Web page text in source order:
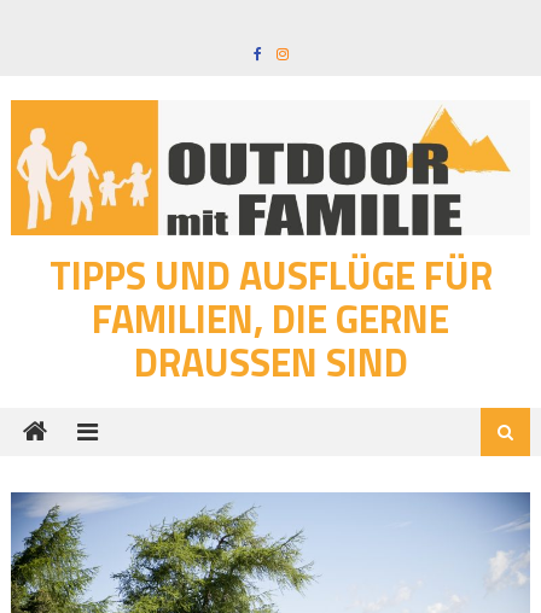
TIPPS UND AUSFLÜGE FÜR
FAMILIEN, DIE GERNE
DRAUSSEN SIND